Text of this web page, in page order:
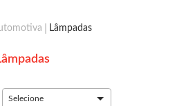
Lâmpadas
Selecione